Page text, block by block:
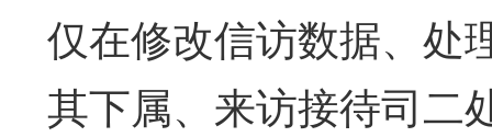
仅在修改信访数据、处
其下属、来访接待司二